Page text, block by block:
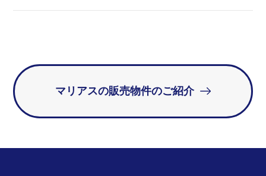
マリアスの販売物件のご紹介